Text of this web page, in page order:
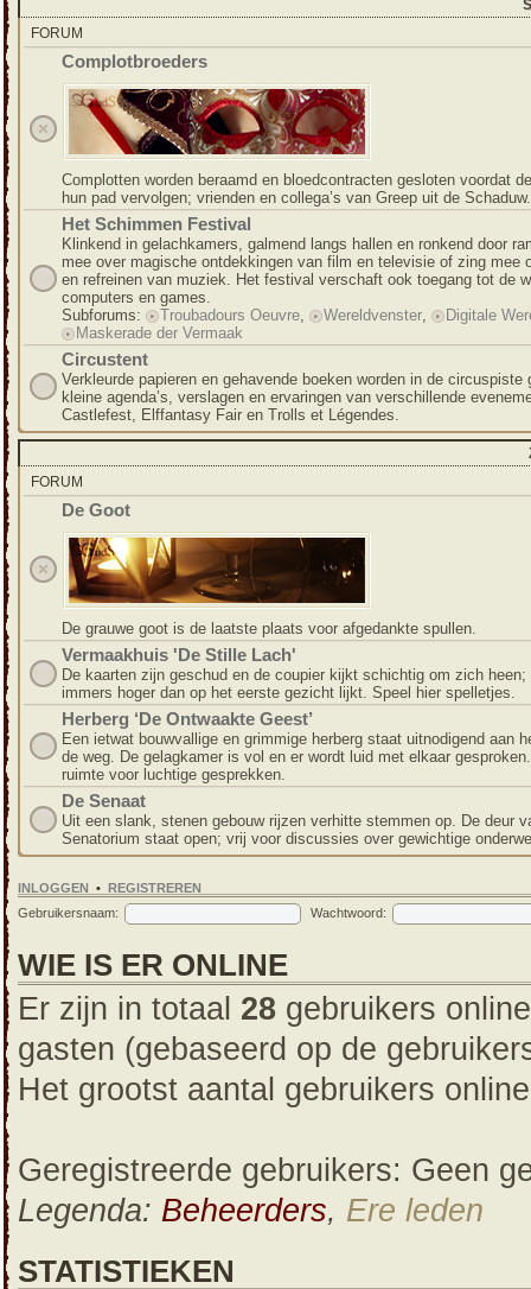
FORUM
Complotbroeders
Complotten worden beraamd en bloedcontracten gesloten voordat
hun pad vervolgen; vrienden en collega’s van Greep uit de Schaduw.
Het Schimmen Festival
Klinkend in gelachkamers, galmend langs hallen en ronkend door
mee over magische ontdekkingen van film en televisie of zing mee
en refreinen van muziek. Het festival verschaft ook toegang tot de
computers en games.
Subforums:
Troubadours Oeuvre, Wereldvenster,
Digitale
Maskerade der Vermaak
Circustent
Verkleurde papieren en gehavende boeken worden in de circuspiste
kleine agenda’s, verslagen en ervaringen van verschillende
Castlefest, Elffantasy Fair en Trolls et Légendes.
FORUM
De Goot
De grauwe goot is de laatste plaats voor afgedankte spullen.
Vermaakhuis 'De Stille Lach'
De kaarten zijn geschud en de coupier kijkt schichtig om zich
immers hoger dan op het eerste gezicht lijkt. Speel hier spelletjes.
Herberg ‘De Ontwaakte Geest’
Een ietwat bouwvallige en grimmige herberg staat uitnodigend aan
de weg. De gelagkamer is vol en er wordt luid met elkaar
ruimte voor luchtige gesprekken.
De Senaat
Uit een slank, stenen gebouw rijzen verhitte stemmen op. De deur
Senatorium staat open; vrij voor discussies over gewichtige
INLOGGEN • REGISTREREN
Gebruikersnaam:
Wachtwoord:
WIE IS ER ONLINE
Er zijn in totaal 28 gebruikers
gasten (gebaseerd op de
Het grootst aantal gebruikers
Geregistreerde gebruikers: Geen
Legenda: Beheerders, Ere leden
STATISTIEKEN